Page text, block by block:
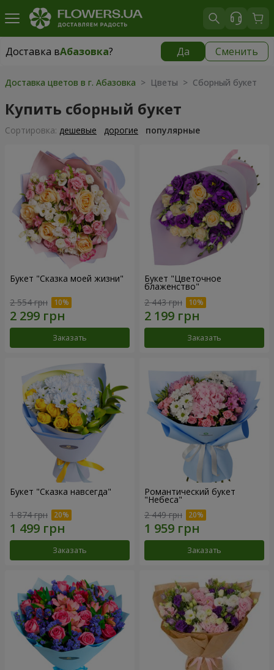
Доставка вАбазовка? Да Сменить
Доставка вАбазовка|
Доставка цветов в г. Абазовка > Цветы > Сборный букет
Купить сборный букет
Cортировка: дешевые дорогие популярные
Букет "Сказка моей жизни"
2 554 грн
Заказать
Букет "Цветочное
блаженство"
2 443 грн
Заказать
Букет "Сказка навсегда"
1 874 грн
Заказать
Романтический букет
"Небеса"
2 449 грн
Заказать